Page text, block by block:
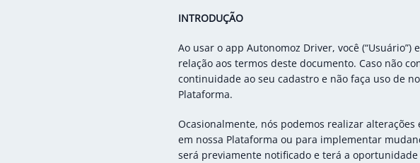
INTRODUÇÃO
Ao usar o app Autonomoz Driver, você
relação aos termos deste documento. Caso não
continuidade ao seu cadastro e não faça uso de
Plataforma.
Ocasionalmente, nós podemos realizar
em nossa Plataforma ou para implementar
será previamente notificado e terá a